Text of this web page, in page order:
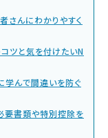
さんにわかりやすく
ツと気を付けたいN
学んで間違いを防ぐ
要書類や特別控除を